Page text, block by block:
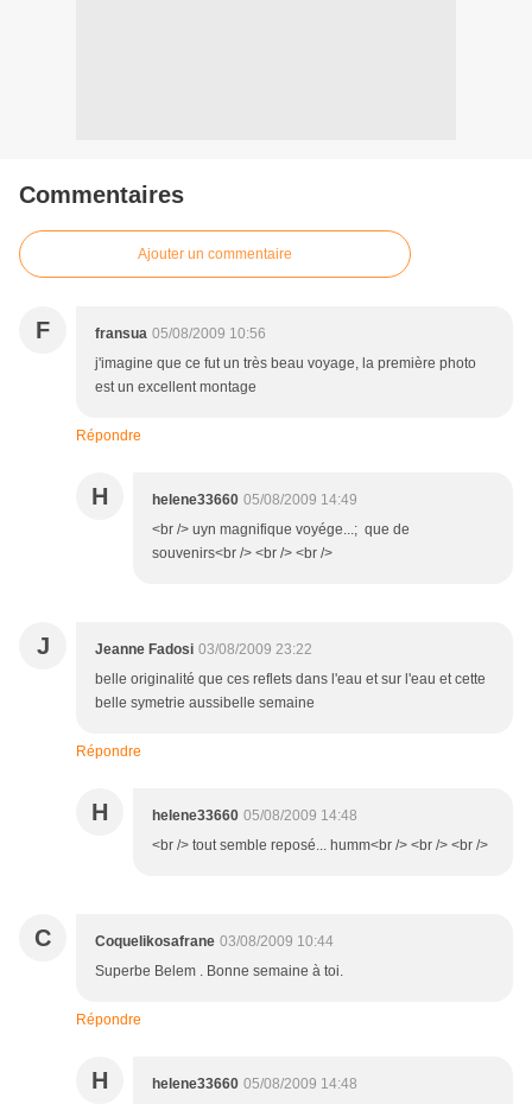
Commentaires
Ajouter un commentaire
F fransua 05/08/2009 10:56
j'imagine que ce fut un très beau voyage, la première photo
est un excellent montage
Répondre
H helene33660 05/08/2009 14:49
<br /> uyn magnifique voyége...; que de
souvenirs<br /> <br /> <br />
J Jeanne Fadosi 03/08/2009 23:22
belle originalité que ces reflets dans l'eau et sur l'eau et cette
belle symetrie aussibelle semaine
Répondre
H helene33660 05/08/2009 14:48
<br /> tout semble reposé... humm<br /> <br /> <br />
C Coquelikosafrane 03/08/2009 10:44
Superbe Belem . Bonne semaine à toi.
Répondre
H helene33660 05/08/2009 14:48